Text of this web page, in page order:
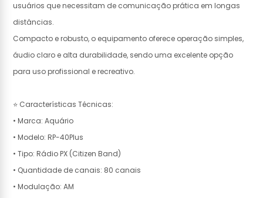
usuários que necessitam de comunicação prática em longas
distâncias.
Compacto e robusto, o equipamento oferece operação simples,
áudio claro e alta durabilidade, sendo uma excelente opção
para uso profissional e recreativo.
⭐ Características Técnicas:
• Marca: Aquário
• Modelo: RP-40Plus
• Tipo: Rádio PX (Citizen Band)
• Quantidade de canais: 80 canais
• Modulação: AM